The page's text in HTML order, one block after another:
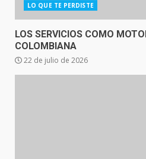
LO QUE TE PERDISTE
LOS SERVICIOS COMO
COLOMBIANA
22 de julio de 2026